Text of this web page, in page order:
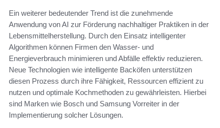
Ein weiterer bedeutender Trend ist die zunehmende
Anwendung von AI zur Förderung nachhaltiger Praktiken in der
Lebensmittelherstellung. Durch den Einsatz intelligenter
Algorithmen können Firmen den Wasser- und
Energieverbrauch minimieren und Abfälle effektiv reduzieren.
Neue Technologien wie intelligente Backöfen unterstützen
diesen Prozess durch ihre Fähigkeit, Ressourcen effizient zu
nutzen und optimale Kochmethoden zu gewährleisten. Hierbei
sind Marken wie Bosch und Samsung Vorreiter in der
Implementierung solcher Lösungen.